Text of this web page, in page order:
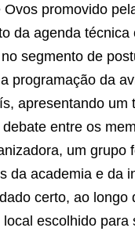
promovido
da agenda técnica
segmento de
programação da
apresentando um
entre os
um grupo
da academia e da
certo, ao longo
escolhido para